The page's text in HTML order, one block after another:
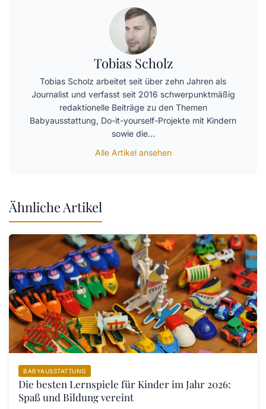
Tobias Scholz
Tobias Scholz arbeitet seit über zehn Jahren als
Journalist und verfasst seit 2016 schwerpunktmäßig
redaktionelle Beiträge zu den Themen
Babyausstattung, Do-it-yourself-Projekte mit Kindern
sowie die…
Alle Artikel ansehen
Ähnliche Artikel
BABYAUSSTATTUNG
Die besten Lernspiele für Kinder im Jahr 2026:
Spaß und Bildung vereint